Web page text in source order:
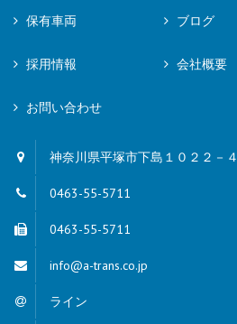
保有車両 ブログ
採用情報 会社概要
お問い合わせ
神奈川県平塚市下島１０２２－４
0463-55-5711
0463-55-5711
info@a-trans.co.jp
ライン